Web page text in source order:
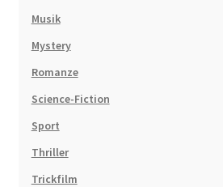
Musik
Mystery
Romanze
Science-Fiction
Sport
Thriller
Trickfilm